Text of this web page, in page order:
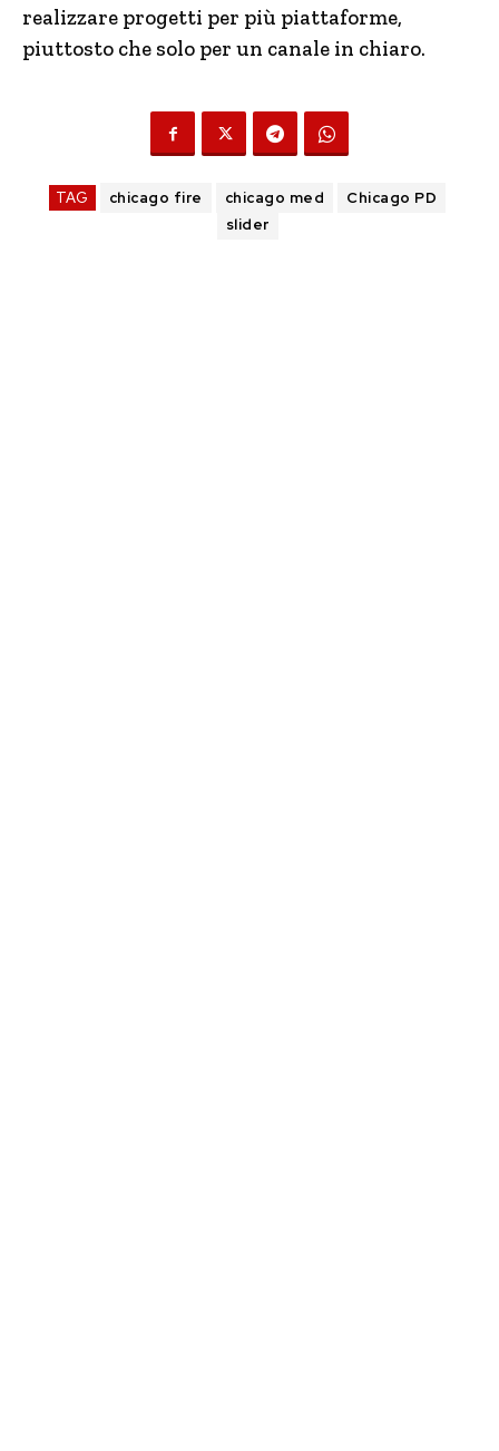
realizzare progetti per più piattaforme,
piuttosto che solo per un canale in chiaro.
TAG chicago fire chicago med
Chicago PD
slider